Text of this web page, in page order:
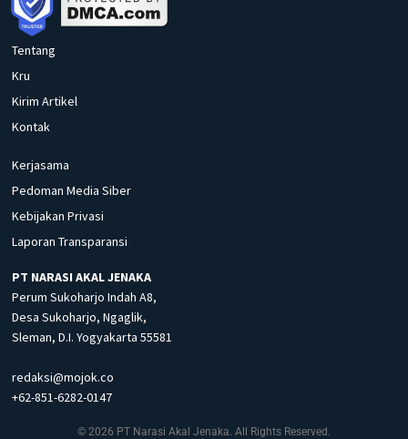
Tentang
Kru
Kirim Artikel
Kontak
Kerjasama
Pedoman Media Siber
Kebijakan Privasi
Laporan Transparansi
PT NARASI AKAL JENAKA
Perum Sukoharjo Indah A8,
Desa Sukoharjo, Ngaglik,
Sleman, D.I. Yogyakarta 55581
redaksi@mojok.co
+62-851-6282-0147
© 2026 PT Narasi Akal Jenaka. All Rights Reserved.